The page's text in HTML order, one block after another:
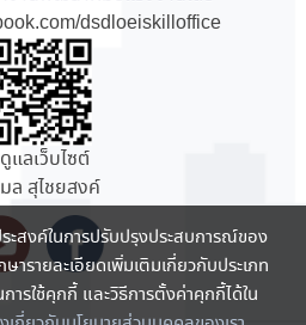
dsdloeiskilloffice
แลเว็บไซต์
ล สุไชยสงค์
ะสงค์ในการปรับปรุงประสบการณ์ของ
ารายละเอียดเพิ่มเติมเกี่ยวกับประเภท
ารใช้คุกกี้ และวิธีการตั้งค่าคุกกี้ได้ใน